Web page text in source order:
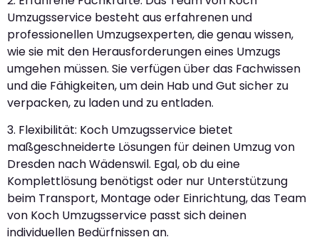
Umzugsservice besteht aus erfahrenen und
professionellen Umzugsexperten, die genau wissen,
wie sie mit den Herausforderungen eines Umzugs
umgehen müssen. Sie verfügen über das Fachwissen
und die Fähigkeiten, um dein Hab und Gut sicher zu
verpacken, zu laden und zu entladen.
3. Flexibilität: Koch Umzugsservice bietet
maßgeschneiderte Lösungen für deinen Umzug von
Dresden nach Wädenswil. Egal, ob du eine
Komplettlösung benötigst oder nur Unterstützung
beim Transport, Montage oder Einrichtung, das Team
von Koch Umzugsservice passt sich deinen
individuellen Bedürfnissen an.